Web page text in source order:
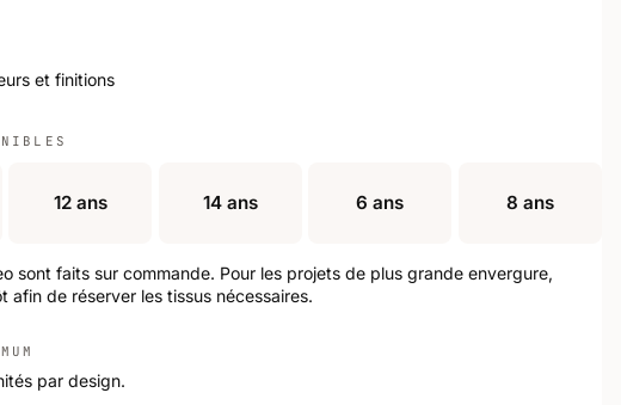
et finitions
12 ans 14 ans 6 ans 8 ans
sont faits sur commande. Pour les projets de plus grande envergure,
afin de réserver les tissus nécessaires.
par design.